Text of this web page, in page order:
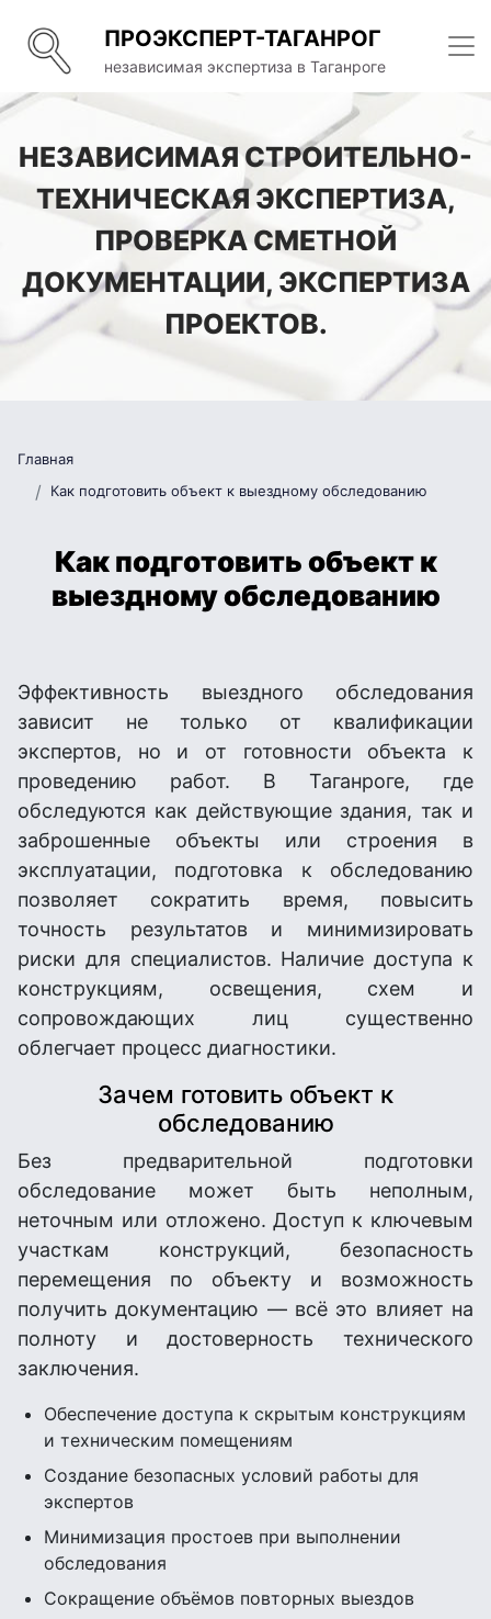
ПРОЭКСПЕРТ-ТАГАНРОГ
независимая экспертиза в Таганроге
НЕЗАВИСИМАЯ СТРОИТЕЛЬНО-
ТЕХНИЧЕСКАЯ ЭКСПЕРТИЗА,
ПРОВЕРКА СМЕТНОЙ
ДОКУМЕНТАЦИИ, ЭКСПЕРТИЗА
ПРОЕКТОВ.
Главная
Как подготовить объект к выездному обследованию
Как подготовить объект к
выездному обследованию
Эффективность выездного обследования
зависит не только от квалификации
экспертов, но и от готовности объекта к
проведению работ. В Таганроге, где
обследуются как действующие здания, так и
заброшенные объекты или строения в
эксплуатации, подготовка к обследованию
позволяет сократить время, повысить
точность результатов и минимизировать
риски для специалистов. Наличие доступа к
конструкциям, освещения, схем и
сопровождающих лиц существенно
облегчает процесс диагностики.
Зачем готовить объект к
обследованию
Без предварительной подготовки
обследование может быть неполным,
неточным или отложено. Доступ к ключевым
участкам конструкций, безопасность
перемещения по объекту и возможность
получить документацию — всё это влияет на
полноту и достоверность технического
заключения.
Обеспечение доступа к скрытым конструкциям
и техническим помещениям
Создание безопасных условий работы для
экспертов
Минимизация простоев при выполнении
обследования
Сокращение объёмов повторных выездов